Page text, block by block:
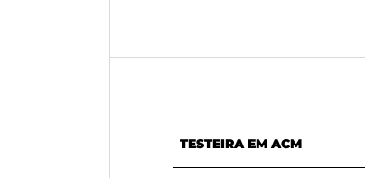
TESTEIRA EM ACM